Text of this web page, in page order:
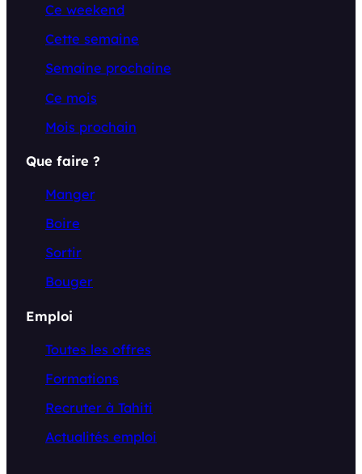
Ce weekend
Cette semaine
Semaine prochaine
Ce mois
Mois prochain
Que faire ?
Manger
Boire
Sortir
Bouger
Emploi
Toutes les offres
Formations
Recruter à Tahiti
Actualités emploi